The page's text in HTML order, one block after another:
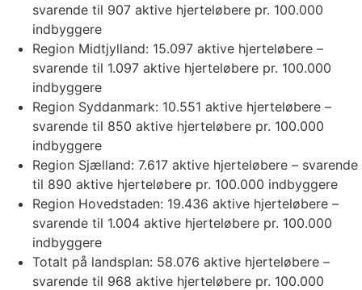
svarende til 907 aktive hjerteløbere pr. 100.000
indbyggere
Region Midtjylland: 15.097 aktive hjerteløbere –
svarende til 1.097 aktive hjerteløbere pr. 100.000
indbyggere
Region Syddanmark: 10.551 aktive hjerteløbere –
svarende til 850 aktive hjerteløbere pr. 100.000
indbyggere
Region Sjælland: 7.617 aktive hjerteløbere – svarende
til 890 aktive hjerteløbere pr. 100.000 indbyggere
Region Hovedstaden: 19.436 aktive hjerteløbere –
svarende til 1.004 aktive hjerteløbere pr. 100.000
indbyggere
Totalt på landsplan: 58.076 aktive hjerteløbere –
svarende til 968 aktive hjerteløbere pr. 100.000